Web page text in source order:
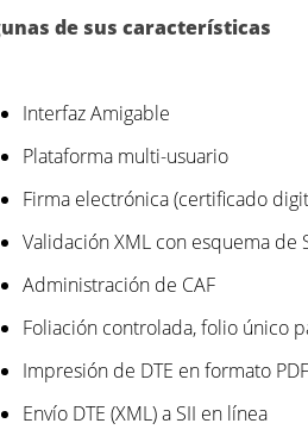
de sus características
Interfaz Amigable
Plataforma multi-usuario
Firma electrónica (certificado
Validación XML con esquema de
Administración de CAF
Foliación controlada, folio único
Impresión de DTE en formato PDF
Envío DTE (XML) a SII en línea